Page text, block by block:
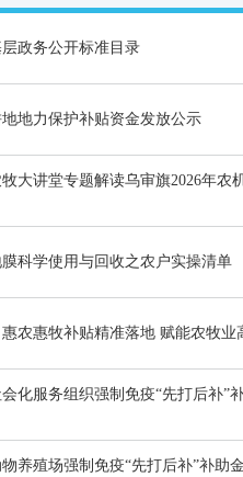
政务公开标准目录
地力保护补贴资金发放公示
大讲堂专题解读乌审旗2026年农
科学使用与回收之农户实操清单
农惠牧补贴精准落地 赋能农牧业
化服务组织强制免疫“先打后补”
养殖场强制免疫“先打后补”补助